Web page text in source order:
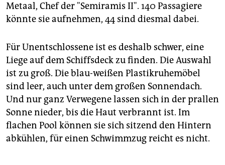
Metaal, Chef der "Semiramis II". 140 Passagiere
könnte sie aufnehmen, 44 sind diesmal dabei.
Für Unentschlossene ist es deshalb schwer, eine
Liege auf dem Schiffsdeck zu finden. Die Auswahl
ist zu groß. Die blau-weißen Plastikruhemöbel
sind leer, auch unter dem großen Sonnendach.
Und nur ganz Verwegene lassen sich in der prallen
Sonne nieder, bis die Haut verbrannt ist. Im
flachen Pool können sie sich sitzend den Hintern
abkühlen, für einen Schwimmzug reicht es nicht.